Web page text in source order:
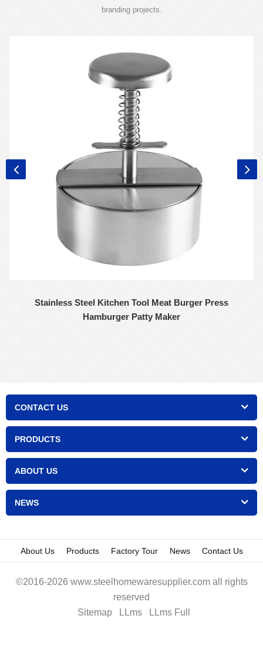
branding projects.
Stainless Steel Kitchen Tool Meat Burger Press
Hamburger Patty Maker
CONTACT US
PRODUCTS
ABOUT US
NEWS
About Us Products Factory Tour News Contact Us
©2016-2026 www.steelhomewaresupplier.com all rights
reserved
Sitemap
LLms LLms Full